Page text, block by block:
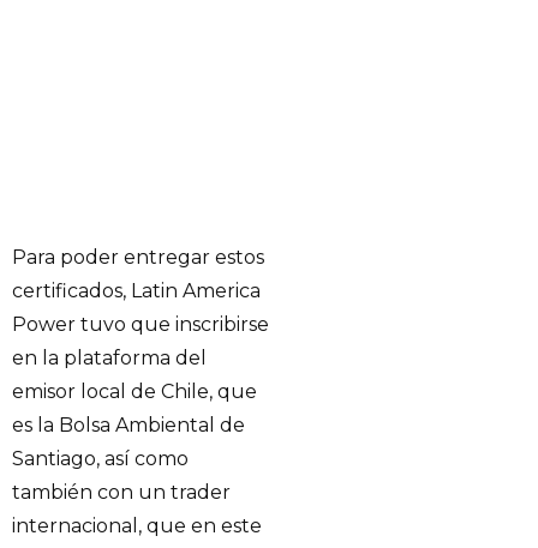
Para poder entregar estos
certificados, Latin America
Power tuvo que inscribirse
en la plataforma del
emisor local de Chile, que
es la Bolsa Ambiental de
Santiago, así como
también con un trader
internacional, que en este